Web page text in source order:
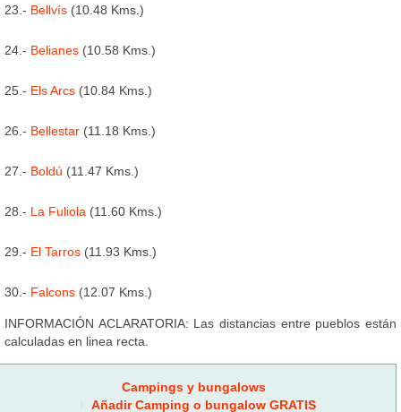
23.- Bellvís (10.48 Kms.)
24.- Belianes (10.58 Kms.)
25.- Els Arcs (10.84 Kms.)
26.- Bellestar (11.18 Kms.)
27.- Boldú (11.47 Kms.)
28.- La Fuliola (11.60 Kms.)
29.- El Tarros (11.93 Kms.)
30.- Falcons (12.07 Kms.)
INFORMACIÓN ACLARATORIA: Las distancias entre pueblos están
calculadas en linea recta.
Campings y bungalows
Añadir Camping o bungalow GRATIS